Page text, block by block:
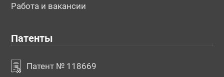
Работа и вакансии
Патенты
Патент № 118669